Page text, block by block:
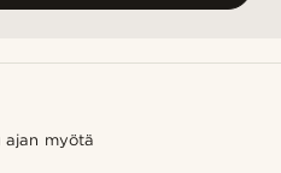
ajan myötä